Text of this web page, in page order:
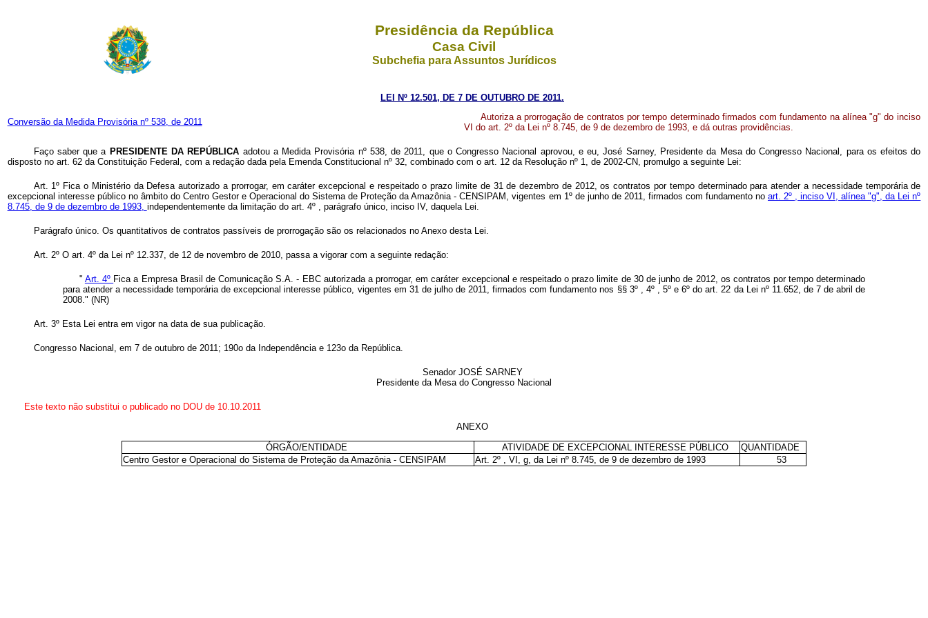
Presidência da República
Casa Civil
Subchefia para Assuntos Jurídicos
LEI Nº 12.501, DE 7 DE OUTUBRO DE 2011.
Conversão da Medida Provisória nº 538, de 2011
Autoriza a prorrogação de contratos por tempo determinado firmados com fundamento na alínea "g" do inciso
VI do art. 2º da Lei nº 8.745, de 9 de dezembro de 1993, e dá outras providências.
Faço saber que a PRESIDENTE DA REPÚBLICA adotou a Medida Provisória nº 538, de 2011, que o Congresso Nacional aprovou, e eu, José Sarney, Presidente da Mesa do Congresso Nacional, para os efeitos do
disposto no art. 62 da Constituição Federal, com a redação dada pela Emenda Constitucional nº 32, combinado com o art. 12 da Resolução nº 1, de 2002-CN, promulgo a seguinte Lei:
Art. 1º Fica o Ministério da Defesa autorizado a prorrogar, em caráter excepcional e respeitado o prazo limite de 31 de dezembro de 2012, os contratos por tempo determinado para atender a necessidade temporária de
excepcional interesse público no âmbito do Centro Gestor e Operacional do Sistema de Proteção da Amazônia - CENSIPAM, vigentes em 1º de junho de 2011, firmados com fundamento no art. 2º , inciso VI, alínea "g", da Lei nº
8.745, de 9 de dezembro de 1993, independentemente da limitação do art. 4º , parágrafo único, inciso IV, daquela Lei.
Parágrafo único. Os quantitativos de contratos passíveis de prorrogação são os relacionados no Anexo desta Lei.
Art. 2º O art. 4º da Lei nº 12.337, de 12 de novembro de 2010, passa a vigorar com a seguinte redação:
" Art. 4º Fica a Empresa Brasil de Comunicação S.A. - EBC autorizada a prorrogar, em caráter excepcional e respeitado o prazo limite de 30 de junho de 2012, os contratos por tempo determinado
para atender a necessidade temporária de excepcional interesse público, vigentes em 31 de julho de 2011, firmados com fundamento nos §§ 3º , 4º , 5º e 6º do art. 22 da Lei nº 11.652, de 7 de abril de
2008." (NR)
Art. 3º Esta Lei entra em vigor na data de sua publicação.
Congresso Nacional, em 7 de outubro de 2011; 190o da Independência e 123o da República.
Senador JOSÉ SARNEY
Presidente da Mesa do Congresso Nacional
Este texto não substitui o publicado no DOU de 10.10.2011
ANEXO
ÓRGÃO/ENTIDADE ATIVIDADE DE EXCEPCIONAL INTERESSE PÚBLICO
QUANTIDADE
Centro Gestor e Operacional do Sistema de Proteção da Amazônia - CENSIPAM
Art. 2º , VI, g, da Lei nº 8.745, de 9 de dezembro de 1993 53